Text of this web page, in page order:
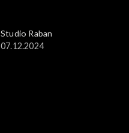
Studio Raban
07.12.2024